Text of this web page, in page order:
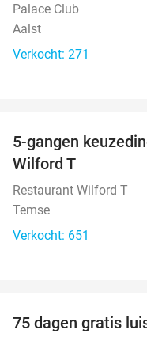
Palace Club
Aalst
Verkocht: 271
5-gangen
Wilford T
Restaurant Wilford T
Temse
Verkocht: 651
75 dagen gratis